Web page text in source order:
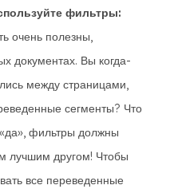
фильтры:
очень полезны,
документах. Вы когда-
между страницами,
сегменты? Что
фильтры должны
лучшим другом! Чтобы
все переведенные